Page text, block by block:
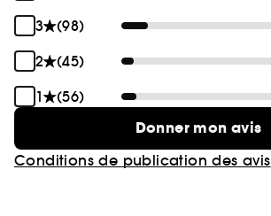
3
(98)
2
(45)
1
(56)
Donner mon avis
Conditions de publication des avis